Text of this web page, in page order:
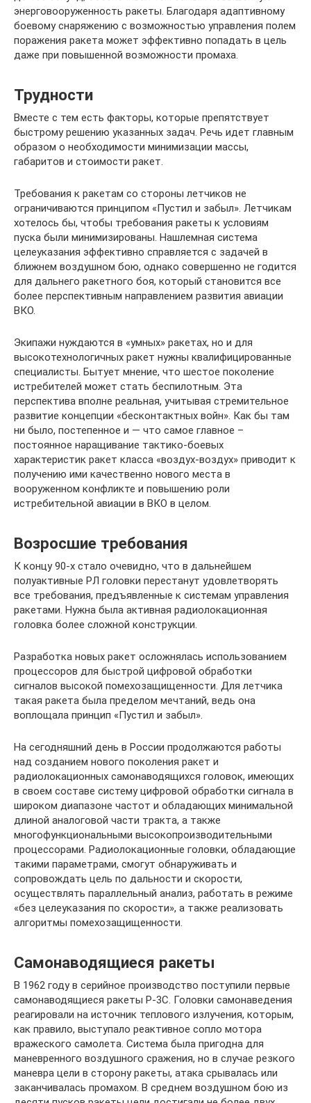
энерговооруженность ракеты. Благодаря адаптивному
боевому снаряжению с возможностью управления полем
поражения ракета может эффективно попадать в цель
даже при повышенной возможности промаха.
Трудности
Вместе с тем есть факторы, которые препятствует
быстрому решению указанных задач. Речь идет главным
образом о необходимости минимизации массы,
габаритов и стоимости ракет.
Требования к ракетам со стороны летчиков не
ограничиваются принципом «Пустил и забыл». Летчикам
хотелось бы, чтобы требования ракеты к условиям
пуска были минимизированы. Нашлемная система
целеуказания эффективно справляется с задачей в
ближнем воздушном бою, однако совершенно не годится
для дальнего ракетного боя, который становится все
более перспективным направлением развития авиации
ВКО.
Экипажи нуждаются в «умных» ракетах, но и для
высокотехнологичных ракет нужны квалифицированные
специалисты. Бытует мнение, что шестое поколение
истребителей может стать беспилотным. Эта
перспектива вполне реальная, учитывая стремительное
развитие концепции «бесконтактных войн». Как бы там
ни было, постепенное и — что самое главное –
постоянное наращивание тактико-боевых
характеристик ракет класса «воздух-воздух» приводит к
получению ими качественно нового места в
вооруженном конфликте и повышению роли
истребительной авиации в ВКО в целом.
Возросшие требования
К концу 90-х стало очевидно, что в дальнейшем
полуактивные РЛ головки перестанут удовлетворять
все требования, предъявленные к системам управления
ракетами. Нужна была активная радиолокационная
головка более сложной конструкции.
Разработка новых ракет осложнялась использованием
процессоров для быстрой цифровой обработки
сигналов высокой помехозащищенности. Для летчика
такая ракета была пределом мечтаний, ведь она
воплощала принцип «Пустил и забыл».
На сегодняшний день в России продолжаются работы
над созданием нового поколения ракет и
радиолокационных самонаводящихся головок, имеющих
в своем составе систему цифровой обработки сигнала в
широком диапазоне частот и обладающих минимальной
длиной аналоговой части тракта, а также
многофункциональными высокопроизводительными
процессорами. Радиолокационные головки, обладающие
такими параметрами, смогут обнаруживать и
сопровождать цель по дальности и скорости,
осуществлять параллельный анализ, работать в режиме
«без целеуказания по скорости», а также реализовать
алгоритмы помехозащищенности.
Самонаводящиеся ракеты
В 1962 году в серийное производство поступили первые
самонаводящиеся ракеты Р-3С. Головки самонаведения
реагировали на источник теплового излучения, которым,
как правило, выступало реактивное сопло мотора
вражеского самолета. Система была пригодна для
маневренного воздушного сражения, но в случае резкого
маневра цели в сторону ракеты, атака срывалась или
заканчивалась промахом. В среднем воздушном бою из